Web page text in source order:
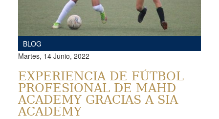
BLOG
Martes, 14 Junio, 2022
EXPERIENCIA DE FÚTBOL
PROFESIONAL DE MAHD
ACADEMY GRACIAS A SIA
ACADEMY